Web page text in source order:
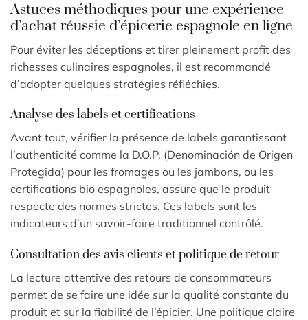
Astuces méthodiques pour une expérience
d’achat réussie d’épicerie espagnole en ligne
Pour éviter les déceptions et tirer pleinement profit des
richesses culinaires espagnoles, il est recommandé
d’adopter quelques stratégies réfléchies.
Analyse des labels et certifications
Avant tout, vérifier la présence de labels garantissant
l’authenticité comme la D.O.P. (Denominación de Origen
Protegida) pour les fromages ou les jambons, ou les
certifications bio espagnoles, assure que le produit
respecte des normes strictes. Ces labels sont les
indicateurs d’un savoir-faire traditionnel contrôlé.
Consultation des avis clients et politique de retour
La lecture attentive des retours de consommateurs
permet de se faire une idée sur la qualité constante du
produit et sur la fiabilité de l’épicier. Une politique claire